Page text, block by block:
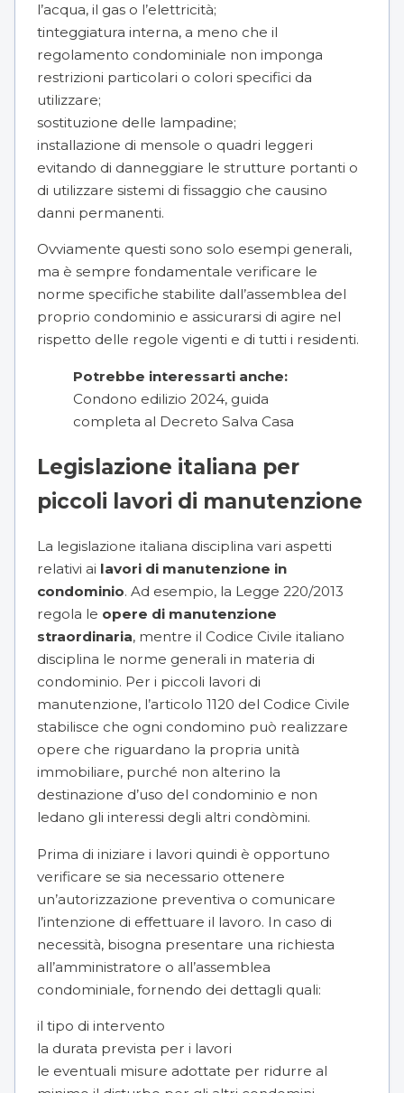
l’acqua, il gas o l’elettricità;
tinteggiatura interna, a meno che il
regolamento condominiale non imponga
restrizioni particolari o colori specifici da
utilizzare;
sostituzione delle lampadine;
installazione di mensole o quadri leggeri
evitando di danneggiare le strutture portanti o
di utilizzare sistemi di fissaggio che causino
danni permanenti.
Ovviamente questi sono solo esempi generali,
ma è sempre fondamentale verificare le
norme specifiche stabilite dall’assemblea del
proprio condominio e assicurarsi di agire nel
rispetto delle regole vigenti e di tutti i residenti.
Potrebbe interessarti anche:
Condono edilizio 2024, guida
completa al Decreto Salva Casa
Legislazione italiana per
piccoli lavori di manutenzione
La legislazione italiana disciplina vari aspetti
relativi ai lavori di manutenzione in
condominio. Ad esempio, la Legge 220/2013
regola le opere di manutenzione
straordinaria, mentre il Codice Civile italiano
disciplina le norme generali in materia di
condominio. Per i piccoli lavori di
manutenzione, l’articolo 1120 del Codice Civile
stabilisce che ogni condomino può realizzare
opere che riguardano la propria unità
immobiliare, purché non alterino la
destinazione d’uso del condominio e non
ledano gli interessi degli altri condòmini.
Prima di iniziare i lavori quindi è opportuno
verificare se sia necessario ottenere
un’autorizzazione preventiva o comunicare
l’intenzione di effettuare il lavoro. In caso di
necessità, bisogna presentare una richiesta
all’amministratore o all’assemblea
condominiale, fornendo dei dettagli quali:
il tipo di intervento
la durata prevista per i lavori
le eventuali misure adottate per ridurre al